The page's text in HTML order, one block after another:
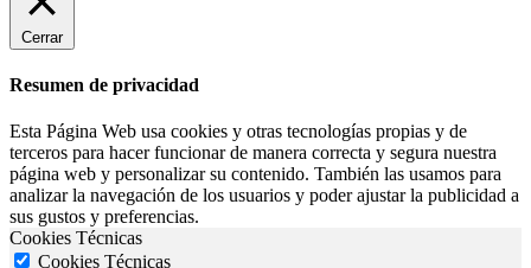
Cerrar
Resumen de privacidad
Esta Página Web usa cookies y otras tecnologías propias y de
terceros para hacer funcionar de manera correcta y segura nuestra
página web y personalizar su contenido. También las usamos para
analizar la navegación de los usuarios y poder ajustar la publicidad a
sus gustos y preferencias.
Cookies Técnicas
Cookies Técnicas